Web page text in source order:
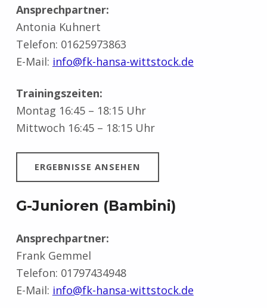
Ansprechpartner:
Antonia Kuhnert
Telefon: 01625973863
E-Mail: info@fk-hansa-wittstock.de
Trainingszeiten:
Montag 16:45 – 18:15 Uhr
Mittwoch 16:45 – 18:15 Uhr
ERGEBNISSE ANSEHEN
G-Junioren (Bambini)
Ansprechpartner:
Frank Gemmel
Telefon: 01797434948
E-Mail: info@fk-hansa-wittstock.de